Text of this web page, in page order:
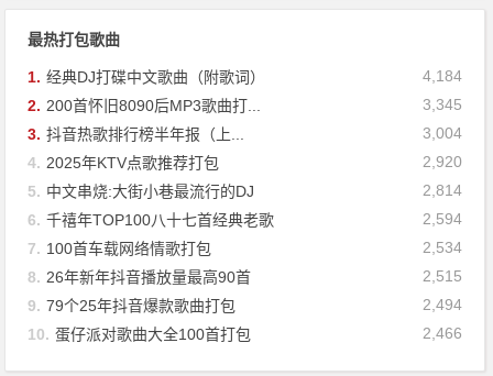
最热打包歌曲
4,184
1. 经典DJ打碟中文歌曲（附歌词）
3,345
2. 200首怀旧8090后MP3歌曲打...
3,004
3. 抖音热歌排行榜半年报（上...
2,920
4. 2025年KTV点歌推荐打包
2,814
5. 中文串烧:大街小巷最流行的DJ
2,594
6. 千禧年TOP100八十七首经典老歌
2,534
7. 100首车载网络情歌打包
2,515
8. 26年新年抖音播放量最高90首
2,494
9. 79个25年抖音爆款歌曲打包
2,466
10. 蛋仔派对歌曲大全100首打包